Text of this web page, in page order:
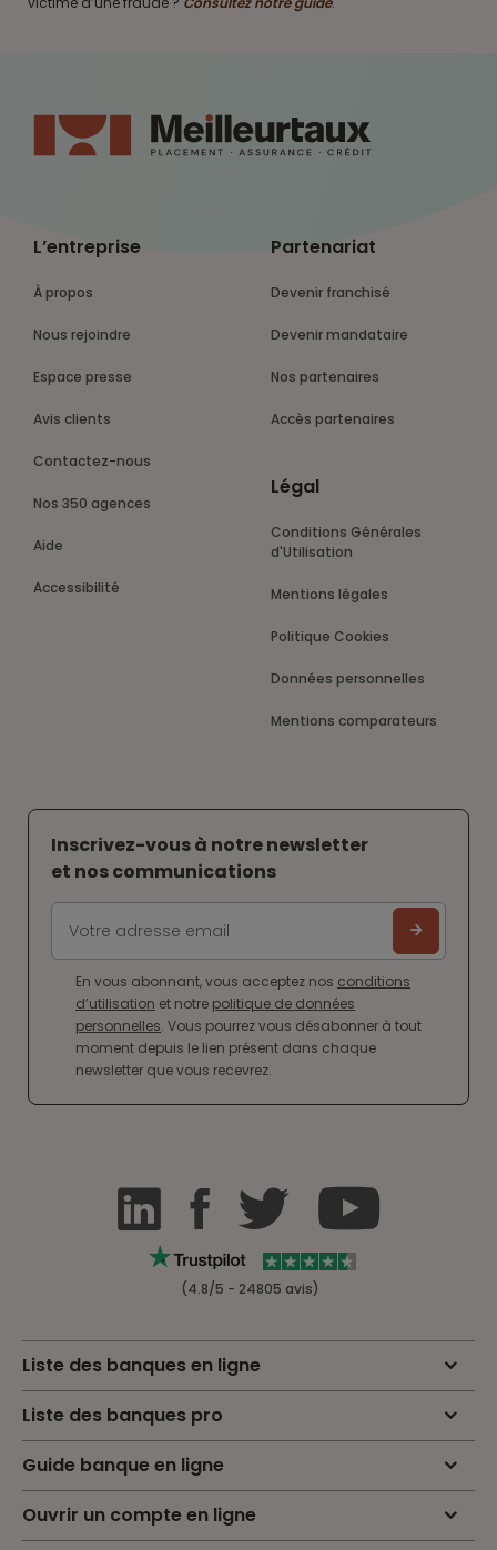
L’entreprise
À propos
Nous rejoindre
Espace presse
Avis clients
Contactez-nous
Nos 350 agences
Aide
Accessibilité
Partenariat
Devenir franchisé
Devenir mandataire
Nos partenaires
Accès partenaires
Légal
Conditions Générales
d'Utilisation
Mentions légales
Politique Cookies
Données personnelles
Mentions comparateurs
Inscrivez-vous à notre newsletter
et nos communications
En vous abonnant, vous acceptez nos conditions
d’utilisation et notre politique de données
personnelles. Vous pourrez vous désabonner à tout
moment depuis le lien présent dans chaque
newsletter que vous recevrez.
(4.8/5 - 24805 avis)
Liste des banques en ligne
Liste des banques pro
Guide banque en ligne
Ouvrir un compte en ligne